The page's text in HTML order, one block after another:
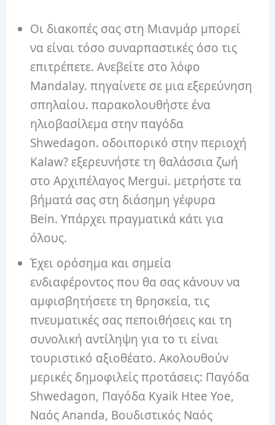
Οι διακοπές σας στη Μιανμάρ μπορεί
να είναι τόσο συναρπαστικές όσο τις
επιτρέπετε. Ανεβείτε στο λόφο
Mandalay. πηγαίνετε σε μια εξερεύνηση
σπηλαίου. παρακολουθήστε ένα
ηλιοβασίλεμα στην παγόδα
Shwedagon. οδοιπορικό στην περιοχή
Kalaw? εξερευνήστε τη θαλάσσια ζωή
στο Αρχιπέλαγος Mergui. μετρήστε τα
βήματά σας στη διάσημη γέφυρα
Bein. Υπάρχει πραγματικά κάτι για
όλους.
Έχει ορόσημα και σημεία
ενδιαφέροντος που θα σας κάνουν να
αμφισβητήσετε τη θρησκεία, τις
πνευματικές σας πεποιθήσεις και τη
συνολική αντίληψη για το τι είναι
τουριστικό αξιοθέατο. Ακολουθούν
μερικές δημοφιλείς προτάσεις: Παγόδα
Shwedagon, Παγόδα Kyaik Htee Yoe,
Ναός Ananda, Βουδιστικός Ναός